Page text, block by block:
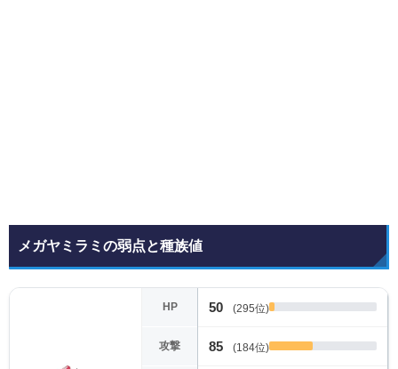
メガヤミラミの弱点と種族値
HP 50 (295位)
攻撃 85 (184位)